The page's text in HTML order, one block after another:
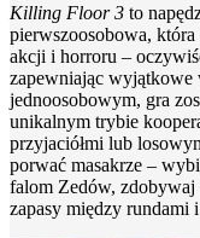
Killing Floor 3 to
pierwszoosobowa,
akcji i horroru –
zapewniając wyjątkowe
jednoosobowym, gra
unikalnym trybie
przyjaciółmi lub
porwać masakrze –
falom Zedów, zdobywaj
zapasy między rundami